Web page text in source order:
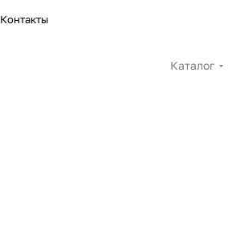
Контакты
Каталог